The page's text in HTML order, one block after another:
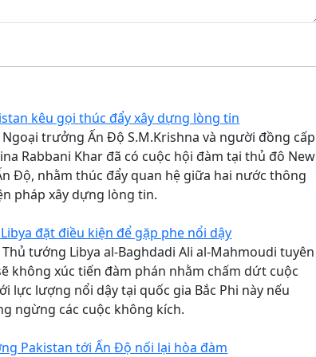
kêu gọi thúc đẩy xây dựng lòng tin
Ngoại trưởng Ấn Độ S.M.Krishna và người đồng cấp
Rabbani Khar đã có cuộc hội đàm tại thủ đô New
Độ, nhằm thúc đẩy quan hệ giữa hai nước thông
pháp xây dựng lòng tin.
đặt điều kiện để gặp phe nổi dậy
Thủ tướng Libya al-Baghdadi Ali al-Mahmoudi tuyên
không xúc tiến đàm phán nhằm chấm dứt cuộc
lực lượng nổi dậy tại quốc gia Bắc Phi này nếu
ngừng các cuộc không kích.
Pakistan tới Ấn Độ nối lại hòa đàm